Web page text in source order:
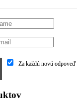
Za každú novú